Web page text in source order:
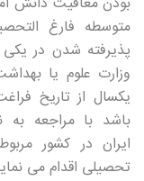
متوسطه فارغ
پذیرفته شدن در یکی
وزارت علوم یا
یکسال از تاریخ
باشد با مراجعه به
ایران در کشور
تحصیلی اقدام می